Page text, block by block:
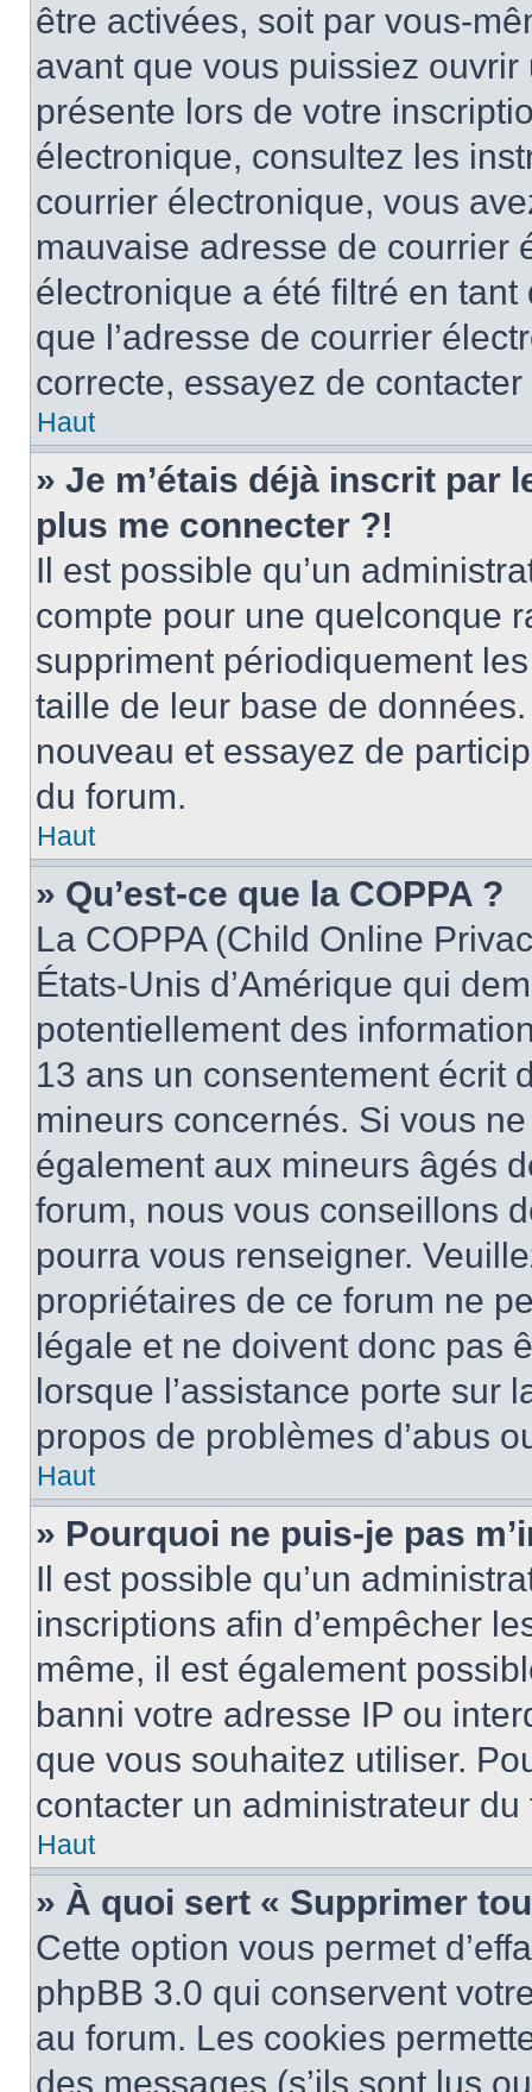
être activées, soit par vous-
avant que vous puissiez
présente lors de votre
électronique, consultez les
courrier électronique, vous
mauvaise adresse de courrier
électronique a été filtré en
que l’adresse de courrier
correcte, essayez de
Haut
» Je m’étais déjà inscrit par
plus me connecter ?!
Il est possible qu’un
compte pour une quelconque
suppriment périodiquement
taille de leur base de
nouveau et essayez de
du forum.
Haut
» Qu’est-ce que la COPPA ?
La COPPA (Child Online
États-Unis d’Amérique qui
potentiellement des
13 ans un consentement écrit
mineurs concernés. Si vous
également aux mineurs âgés
forum, nous vous conseillons
pourra vous renseigner.
propriétaires de ce forum ne
légale et ne doivent donc pas
lorsque l’assistance porte sur
propos de problèmes d’abus
Haut
» Pourquoi ne puis-je pas
Il est possible qu’un
inscriptions afin d’empêcher
même, il est également
banni votre adresse IP ou
que vous souhaitez utiliser.
contacter un administrateur du
Haut
» À quoi sert « Supprimer
Cette option vous permet
phpBB 3.0 qui conservent
au forum. Les cookies
des messages (s’ils sont lus